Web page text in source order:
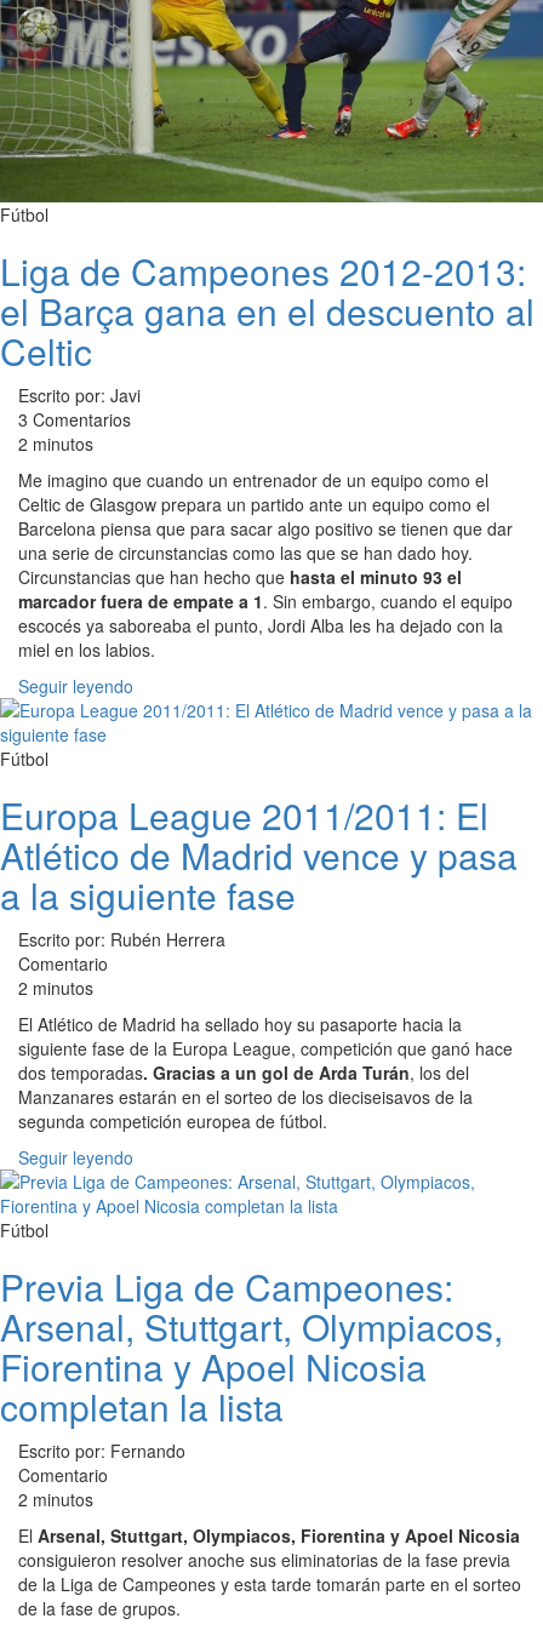
Fútbol
Liga de Campeones 2012-2013:
el Barça gana en el descuento al
Celtic
Escrito por: Javi
3 Comentarios
2 minutos
Me imagino que cuando un entrenador de un equipo como el
Celtic de Glasgow prepara un partido ante un equipo como el
Barcelona piensa que para sacar algo positivo se tienen que dar
una serie de circunstancias como las que se han dado hoy.
Circunstancias que han hecho que hasta el minuto 93 el
marcador fuera de empate a 1. Sin embargo, cuando el equipo
escocés ya saboreaba el punto, Jordi Alba les ha dejado con la
miel en los labios.
Seguir leyendo
Fútbol
Europa League 2011/2011: El
Atlético de Madrid vence y pasa
a la siguiente fase
Escrito por: Rubén Herrera
Comentario
2 minutos
El Atlético de Madrid ha sellado hoy su pasaporte hacia la
siguiente fase de la Europa League, competición que ganó hace
dos temporadas. Gracias a un gol de Arda Turán, los del
Manzanares estarán en el sorteo de los dieciseisavos de la
segunda competición europea de fútbol.
Seguir leyendo
Fútbol
Previa Liga de Campeones:
Arsenal, Stuttgart, Olympiacos,
Fiorentina y Apoel Nicosia
completan la lista
Escrito por: Fernando
Comentario
2 minutos
El Arsenal, Stuttgart, Olympiacos, Fiorentina y Apoel Nicosia
consiguieron resolver anoche sus eliminatorias de la fase previa
de la Liga de Campeones y esta tarde tomarán parte en el sorteo
de la fase de grupos.